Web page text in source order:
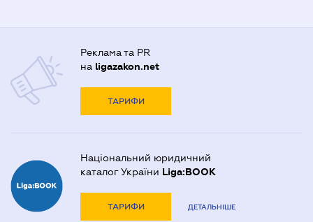
Реклама та PR
на ligazakon.net
ТАРИФИ
Національний юридичний
каталог України Liga:BOOK
ТАРИФИ ДЕТАЛЬНІШЕ